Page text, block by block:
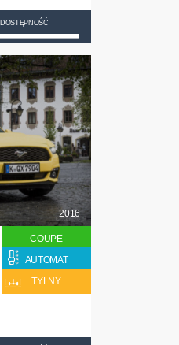
DOSTĘPNOŚĆ
2016
COUPE
AUTOMAT
TYLNY